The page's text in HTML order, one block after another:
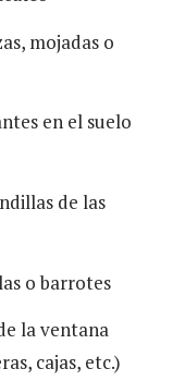
mojadas o
en el suelo
de las
o barrotes
la ventana
cajas, etc.)